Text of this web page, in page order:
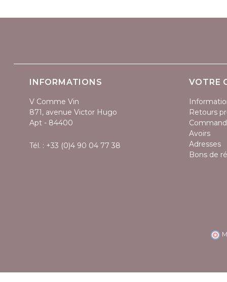
INFORMATIONS
V Comme Vin
871, avenue Victor Hugo
Apt - 84400
Tél. : +33 (0)4 90 04 77 38
VOTRE
Retours
Avoirs
Adresses
Bons de